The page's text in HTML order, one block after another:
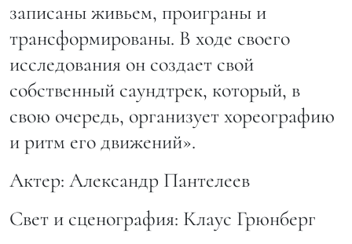
записаны живьем, проиграны и
трансформированы. В ходе своего
исследования он создает свой
собственный саундтрек, который, в
свою очередь, организует хореографию
и ритм его движений».
Актер: Александр Пантелеев
Свет и сценография: Клаус Грюнберг